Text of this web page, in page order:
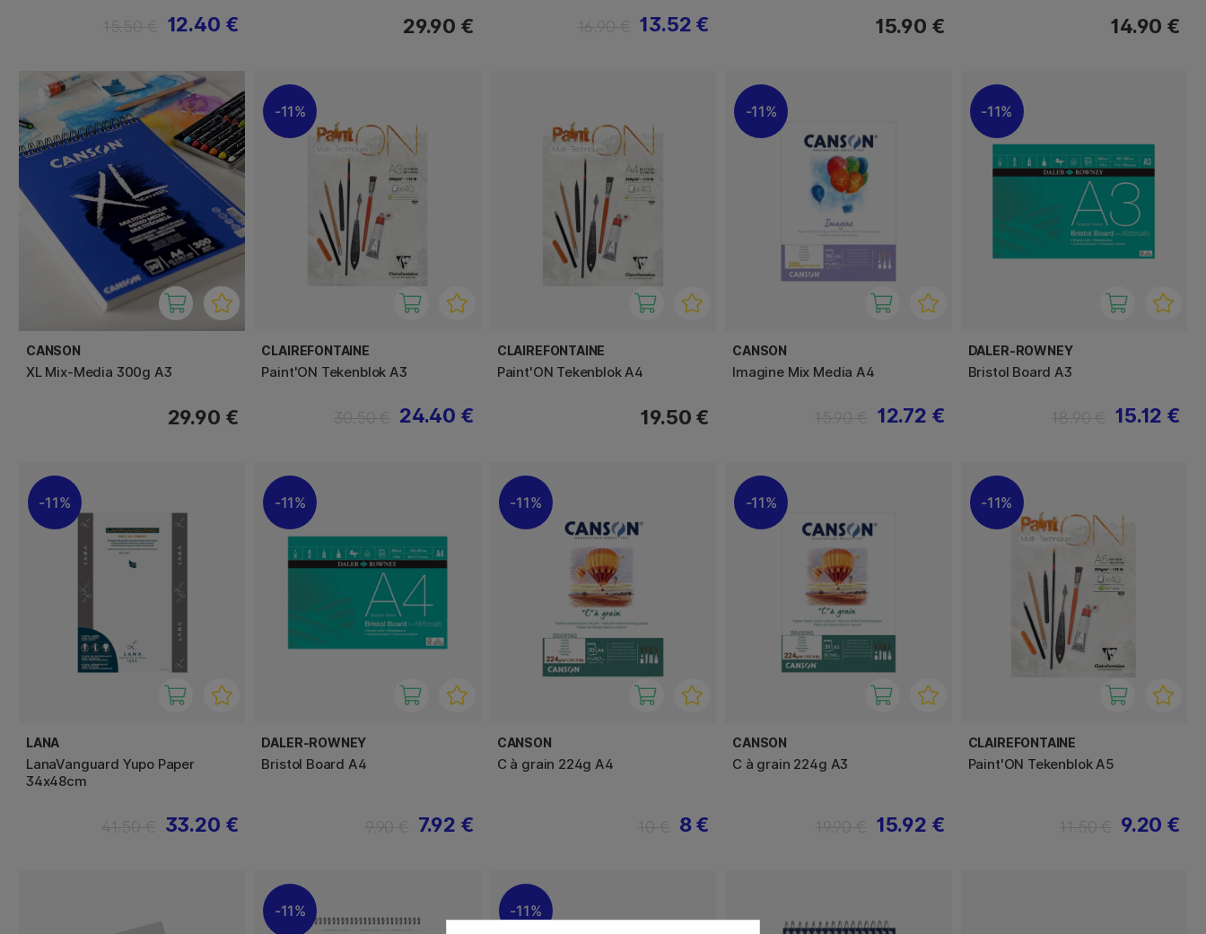
12.40 € 29.90 € 13.52 € 15.90 € 14.90 €
CANSON
XL Mix-Media 300g A3
29.90 €
11%
CLAIREFONTAINE
Paint'ON Tekenblok A3
24.40 €
CLAIREFONTAINE
Paint'ON Tekenblok A4
19.50 €
11%
CANSON
Imagine Mix Media A4
12.72 €
11%
DALER-ROWNEY
Bristol Board A3
15.12 €
11%
LANA
LanaVanguard Yupo Paper
34x48cm
33.20 €
11%
DALER-ROWNEY
Bristol Board A4
7.92 €
11%
CANSON
C à grain 224g A4
8 €
11%
CANSON
C à grain 224g A3
15.92 €
11%
CLAIREFONTAINE
Paint'ON Tekenblok A5
9.20 €
11% 11%